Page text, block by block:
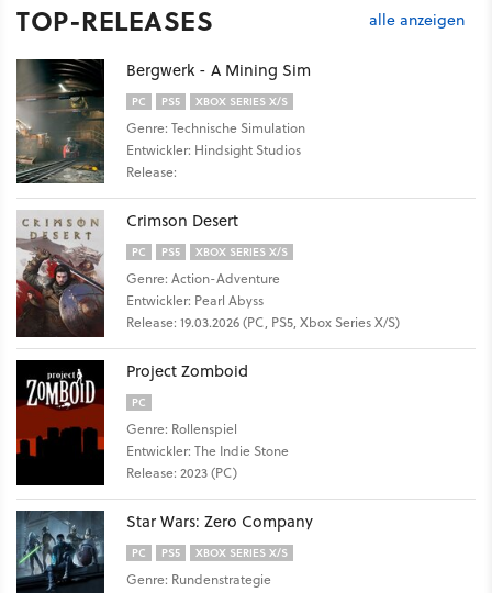
TOP-RELEASES alle anzeigen
Bergwerk - A Mining Sim
PC PS5 XBOX SERIES X/S
Genre: Technische Simulation
Entwickler: Hindsight Studios
Release:
Crimson Desert
PC PS5 XBOX SERIES X/S
Genre: Action-Adventure
Entwickler: Pearl Abyss
Release: 19.03.2026 (PC, PS5, Xbox Series X/S)
Project Zomboid
PC
Genre: Rollenspiel
Entwickler: The Indie Stone
Release: 2023 (PC)
Star Wars: Zero Company
PC PS5 XBOX SERIES X/S
Genre: Rundenstrategie